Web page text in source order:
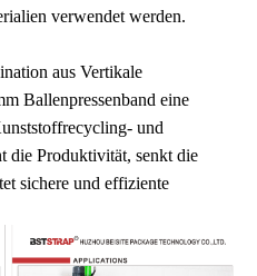
verwendet werden.
aus Vertikale
Ballenpressenband eine
und
die Produktivität, senkt die
sichere und effiziente